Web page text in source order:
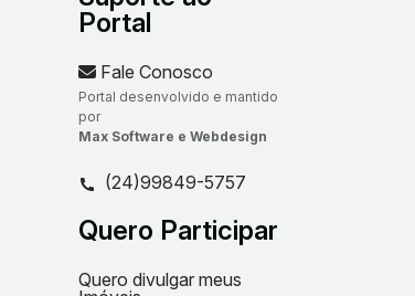
Portal
Fale Conosco
Portal desenvolvido e mantido
por
Max Software e Webdesign
(24)99849-5757
Quero Participar
Quero divulgar meus